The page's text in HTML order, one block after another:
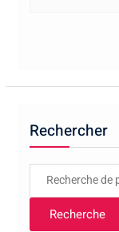
Rechercher
Recherche
Recherche